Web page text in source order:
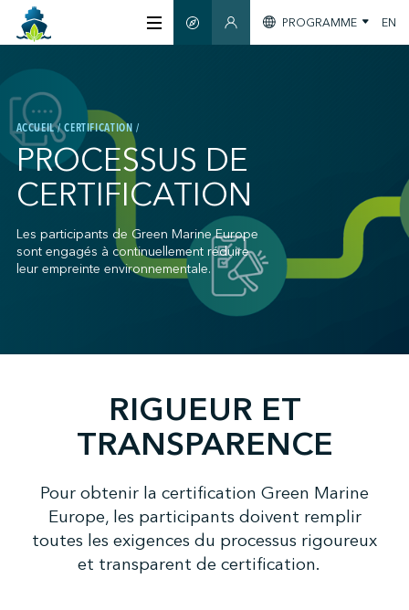
À PROPOS
CERTIFICATION
MEMBRES
GREEN SHIPPING DAY
NOUS JOINDRE
GUIDE INTELLIGENT
ESPACE MEMBRES
PROGRAMME EN
ACCUEIL CERTIFICATION
PROCESSUS DE
CERTIFICATION
Les participants de Green Marine Europe
sont engagés à continuellement réduire
leur empreinte environnementale.
RIGUEUR ET
TRANSPARENCE
Pour obtenir la certification Green Marine
Europe, les participants doivent remplir
toutes les exigences du processus rigoureux
et transparent de certification.